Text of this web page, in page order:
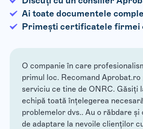
Ai toate documentele
Primești certificatele firmei
O companie în care
primul loc. Recomand
serviciu ce tine de ONRC. Găsiți
echipă toată înțelegerea
problemelor dvs.. Au o răbdare și
de adaptare la nevoile clienților